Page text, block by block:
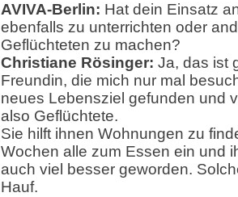
AVIVA-Berlin: Hat dein Einsatz
ebenfalls zu unterrichten oder
Geflüchteten zu machen?
Christiane Rösinger: Ja, das ist
Freundin, die mich nur mal
neues Lebensziel gefunden und
also Geflüchtete.
Sie hilft ihnen Wohnungen zu
Wochen alle zum Essen ein und
auch viel besser geworden.
Hauf.